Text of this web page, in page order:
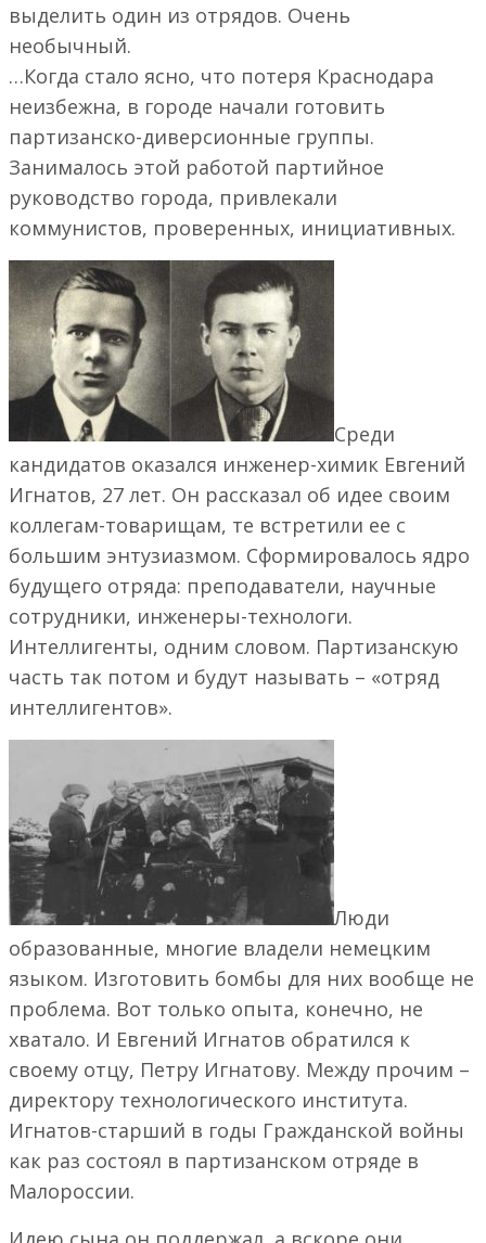
выделить один из отрядов. Очень
необычный.
…Когда стало ясно, что потеря Краснодара
неизбежна, в городе начали готовить
партизанско-диверсионные группы.
Занималось этой работой партийное
руководство города, привлекали
коммунистов, проверенных, инициативных.
Среди
кандидатов оказался инженер-химик Евгений
Игнатов, 27 лет. Он рассказал об идее своим
коллегам-товарищам, те встретили ее с
большим энтузиазмом. Сформировалось ядро
будущего отряда: преподаватели, научные
сотрудники, инженеры-технологи.
Интеллигенты, одним словом. Партизанскую
часть так потом и будут называть – «отряд
интеллигентов».
Люди
образованные, многие владели немецким
языком. Изготовить бомбы для них вообще не
проблема. Вот только опыта, конечно, не
хватало. И Евгений Игнатов обратился к
своему отцу, Петру Игнатову. Между прочим –
директору технологического института.
Игнатов-старший в годы Гражданской войны
как раз состоял в партизанском отряде в
Малороссии.